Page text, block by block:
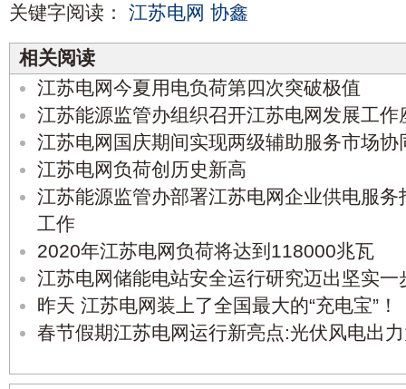
关键字阅读： 江苏电网 协鑫
相关阅读
江苏电网今夏用电负荷第四次突破极值
江苏能源监管办组织召开江苏电网发展工作
江苏电网国庆期间实现两级辅助服务市场协
江苏电网负荷创历史新高
江苏能源监管办部署江苏电网企业供电服
工作
2020年江苏电网负荷将达到118000兆瓦
江苏电网储能电站安全运行研究迈出坚实一
昨天 江苏电网装上了全国最大的“充电宝”！
春节假期江苏电网运行新亮点:光伏风电出